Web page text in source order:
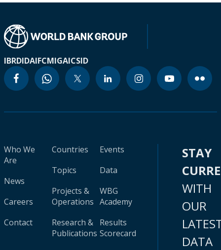
IBRDIDAIFCMIGAICSID
Who We
Are
News
Careers
Contact
Countries
Topics
Projects &
Operations
Research &
Publications
Events
Data
WBG
Academy
Results
Scorecard
STAY
WITH
OUR
DATA